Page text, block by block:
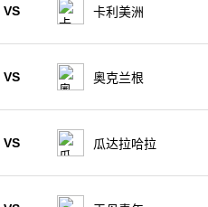
VS 卡利美洲
VS 奥克兰根
VS 瓜达拉哈拉